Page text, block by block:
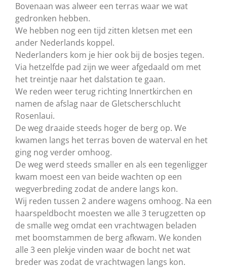
Bovenaan was alweer een terras waar we wat
gedronken hebben.
We hebben nog een tijd zitten kletsen met een
ander Nederlands koppel.
Nederlanders kom je hier ook bij de bosjes tegen.
Via hetzelfde pad zijn we weer afgedaald om met
het treintje naar het dalstation te gaan.
We reden weer terug richting Innertkirchen en
namen de afslag naar de Gletscherschlucht
Rosenlaui.
De weg draaide steeds hoger de berg op. We
kwamen langs het terras boven de waterval en het
ging nog verder omhoog.
De weg werd steeds smaller en als een tegenligger
kwam moest een van beide wachten op een
wegverbreding zodat de andere langs kon.
Wij reden tussen 2 andere wagens omhoog. Na een
haarspeldbocht moesten we alle 3 terugzetten op
de smalle weg omdat een vrachtwagen beladen
met boomstammen de berg afkwam. We konden
alle 3 een plekje vinden waar de bocht net wat
breder was zodat de vrachtwagen langs kon.